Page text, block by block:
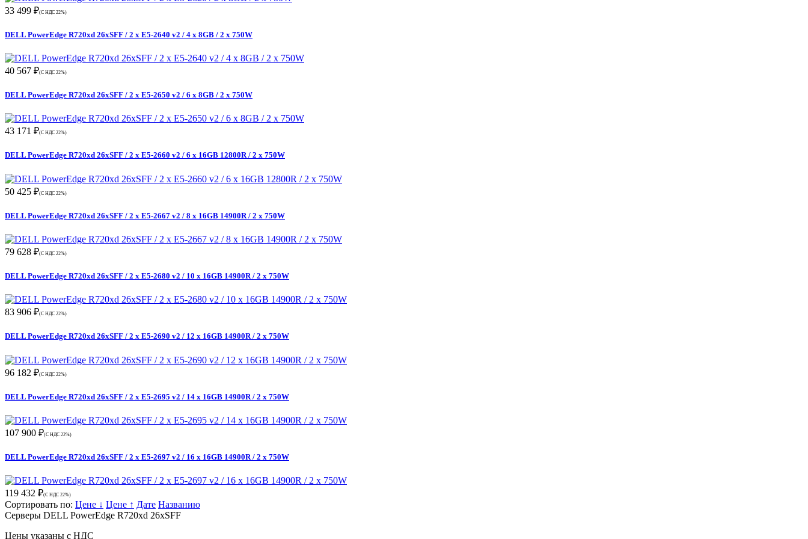
33 499 ₽(С НДС 22%)
DELL PowerEdge R720xd 26xSFF / 2 x E5-2640 v2 / 4 x 8GB / 2 x 750W
40 567 ₽(С НДС 22%)
DELL PowerEdge R720xd 26xSFF / 2 x E5-2650 v2 / 6 x 8GB / 2 x 750W
43 171 ₽(С НДС 22%)
DELL PowerEdge R720xd 26xSFF / 2 x E5-2660 v2 / 6 x 16GB 12800R / 2 x 750W
50 425 ₽(С НДС 22%)
DELL PowerEdge R720xd 26xSFF / 2 x E5-2667 v2 / 8 x 16GB 14900R / 2 x 750W
79 628 ₽(С НДС 22%)
DELL PowerEdge R720xd 26xSFF / 2 x E5-2680 v2 / 10 x 16GB 14900R / 2 x 750W
83 906 ₽(С НДС 22%)
DELL PowerEdge R720xd 26xSFF / 2 x E5-2690 v2 / 12 x 16GB 14900R / 2 x 750W
96 182 ₽(С НДС 22%)
DELL PowerEdge R720xd 26xSFF / 2 x E5-2695 v2 / 14 x 16GB 14900R / 2 x 750W
107 900 ₽(С НДС 22%)
DELL PowerEdge R720xd 26xSFF / 2 x E5-2697 v2 / 16 x 16GB 14900R / 2 x 750W
119 432 ₽(С НДС 22%)
Сортировать по: Цене ↓ Цене ↑ Дате Названию
Серверы DELL PowerEdge R720xd 26xSFF
Цены указаны с НДС